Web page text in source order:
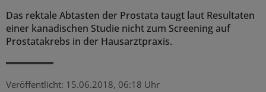
Das rektale Abtasten der Prostata taugt laut Resultaten
einer kanadischen Studie nicht zum Screening auf
Prostatakrebs in der Hausarztpraxis.
Veröffentlicht: 15.06.2018, 06:18 Uhr